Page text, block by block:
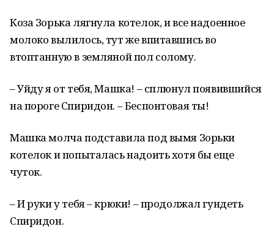
Коза Зорька лягнула котелок, и все надоенное
молоко вылилось, тут же впитавшись во
втоптанную в земляной пол солому.
– Уйду я от тебя, Машка! – сплюнул появившийся
на пороге Спиридон. – Беспонтовая ты!
Машка молча подставила под вымя Зорьки
котелок и попыталась надоить хотя бы еще
чуток.
– И руки у тебя – крюки! – продолжал гундеть
Спиридон.